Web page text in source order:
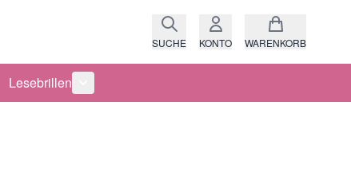
SUCHE KONTO WARENKORB
anzeigen
Raritäten anzeigen
für Kategorie Fassungen anzeigen
Lesebrillen
Untermenü für Kategorie Lesebrillen anzeigen